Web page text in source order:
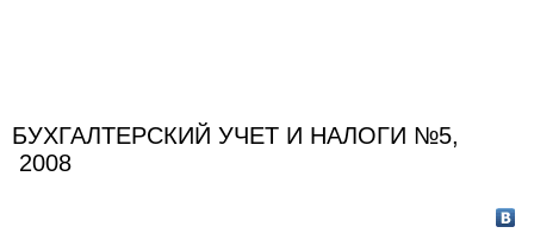
БУХГАЛТЕРСКИЙ УЧЕТ И НАЛОГИ №5,
2008